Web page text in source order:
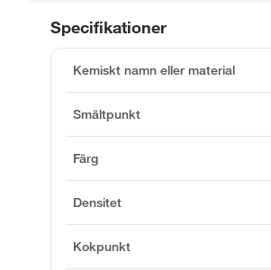
Specifikationer
Kemiskt namn eller material
Smältpunkt
Färg
Densitet
Kokpunkt